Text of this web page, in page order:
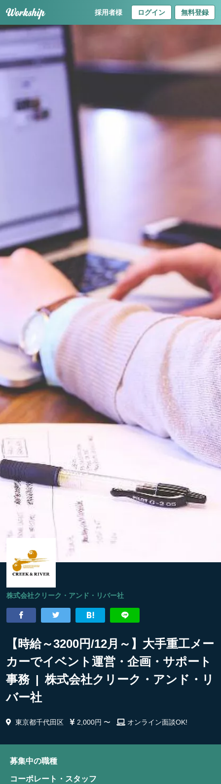
採用者様 ログイン 無料登録
株式会社クリーク・アンド・リバー社
【時給～3200円/12月～】大手重工メー
カーでイベント運営・企画・サポート
事務 | 株式会社クリーク・アンド・リ
バー社
東京都千代田区 2,000円 〜 オンライン面談OK!
募集中の職種
コーポレート・スタッフ